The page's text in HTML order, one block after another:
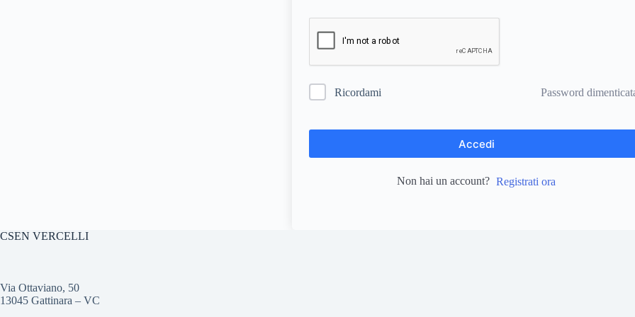
Ricordami Password
Accedi
Non hai un account? Registrati ora
CSEN VERCELLI
Via Ottaviano, 50
13045 Gattinara – VC